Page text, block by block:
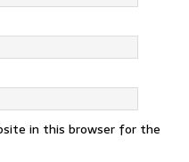
in this browser for the